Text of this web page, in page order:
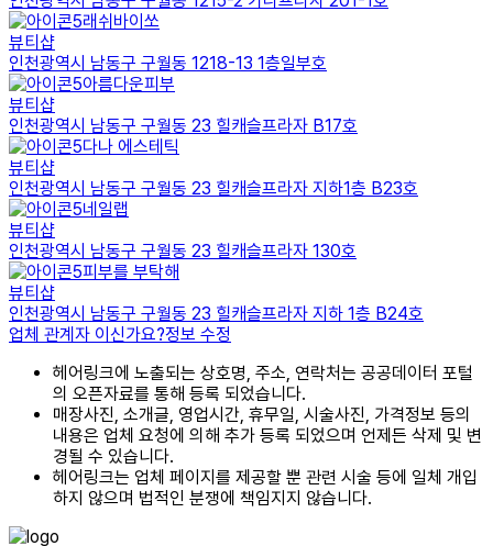
래쉬바이쏘
뷰티샵
인천광역시 남동구 구월동 1218-13 1층일부호
아름다운피부
뷰티샵
인천광역시 남동구 구월동 23 힐캐슬프라자 B17호
다나 에스테틱
뷰티샵
인천광역시 남동구 구월동 23 힐캐슬프라자 지하1층 B23호
네일랩
뷰티샵
인천광역시 남동구 구월동 23 힐캐슬프라자 130호
피부를 부탁해
뷰티샵
인천광역시 남동구 구월동 23 힐캐슬프라자 지하 1층 B24호
업체 관계자 이신가요?정보 수정
헤어링크에 노출되는 상호명, 주소, 연락처는 공공데이터 포털
의 오픈자료를 통해 등록 되었습니다.
매장사진, 소개글, 영업시간, 휴무일, 시술사진, 가격정보 등의
내용은 업체 요청에 의해 추가 등록 되었으며 언제든 삭제 및 변
경될 수 있습니다.
헤어링크는 업체 페이지를 제공할 뿐 관련 시술 등에 일체 개입
하지 않으며 법적인 분쟁에 책임지지 않습니다.